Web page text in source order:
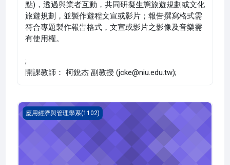
點)，透過與業者互動，共同研擬生態旅遊規劃或文化
旅遊規劃，並製作遊程文宣或影片；報告撰寫格式需
符合專題製作報告格式，文宣或影片之影像及音樂需
有使用權。
;
開課教師： 柯銳杰 副教授 (jcke@niu.edu.tw);
程式語言(1102_B1AB010007A)
應用經濟與管理學系(1102)